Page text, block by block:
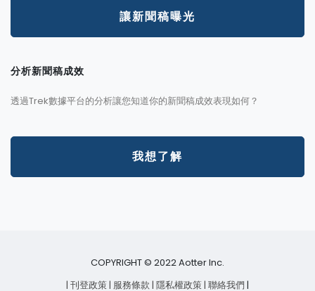
讓新聞稿曝光
分析新聞稿成效
透過Trek數據平台的分析讓您知道你的新聞稿成效表現如何？
我想了解
COPYRIGHT © 2022 Aotter Inc.
| 刊登政策| 服務條款 | 隱私權政策| 聯絡我們 |